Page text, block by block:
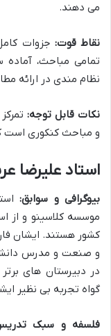
می دهند.
نقاط قوت: جزوات
تمامی مباحث، آماده
نظام مندی در ارائه
نکات قابل توجه:
و مباحث کنکوری است
استاد علیرضا
بیوگرافی و سوابق:
موسسه کلاسینو و از
کشور هستند. ایشان
و صنعت و مدرس
در دبیرستان های برتر
گواه تجربه بی نظیر
فلسفه و سبک